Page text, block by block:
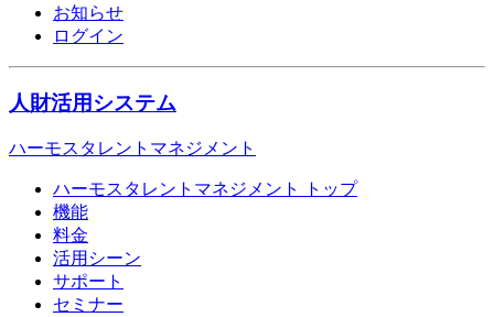
お知らせ
ログイン
人財活用システム
ハーモスタレントマネジメント
ハーモスタレントマネジメント トップ
機能
料金
活用シーン
サポート
セミナー